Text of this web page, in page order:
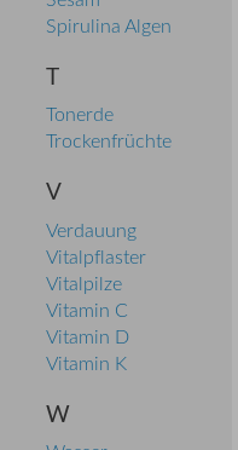
Spirulina Algen
T
Tonerde
Trockenfrüchte
V
Verdauung
Vitalpflaster
Vitalpilze
Vitamin C
Vitamin D
Vitamin K
W